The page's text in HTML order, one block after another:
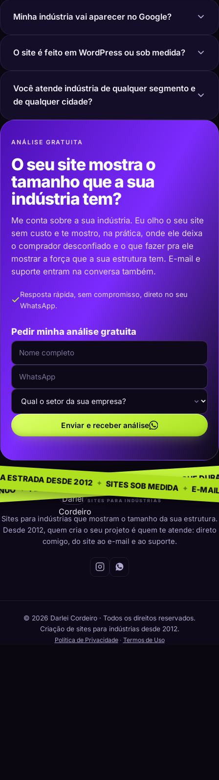
Minha indústria vai aparecer no Google?
O site é feito em WordPress ou sob medida?
Você atende indústria de qualquer segmento e
de qualquer cidade?
ANÁLISE GRATUITA
O seu site mostra o
tamanho que a sua
indústria tem?
Me conta sobre a sua indústria. Eu olho o seu site
sem custo e te mostro, na prática, onde ele deixa
o comprador desconfiado e o que fazer pra ele
mostrar a força que a sua estrutura tem. E-mail e
suporte entram na conversa também.
Resposta rápida, sem compromisso, direto no seu
WhatsApp.
Pedir minha análise gratuita
Enviar e receber análise
INDÚSTRIAS ✦ PRESENÇA QUE DURA SEM
✦ NA ESTRADA DESDE 2012 ✦ SITES SOB
darleicordeiro
SITES PARA INDÚSTRIAS
Sites para indústrias que mostram o tamanho da sua estrutura.
Desde 2012, quem cria o seu projeto é quem te atende: direto
comigo, do site ao e-mail e ao suporte.
© 2026 Darlei Cordeiro · Todos os direitos reservados.
Criação de sites para indústrias desde 2012.
Política de Privacidade· Termos de Uso